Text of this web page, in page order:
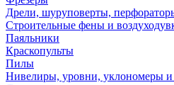
Дрели, шуруповерты,
Строительные фены и
Паяльники
Краскопульты
Пилы
Нивелиры, уровни, уклономеры и